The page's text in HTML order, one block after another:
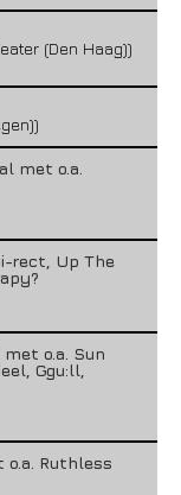
(Den Haag))
met o.a.
rect, Up The
met o.a. Sun
Ggu:ll,
o.a. Ruthless